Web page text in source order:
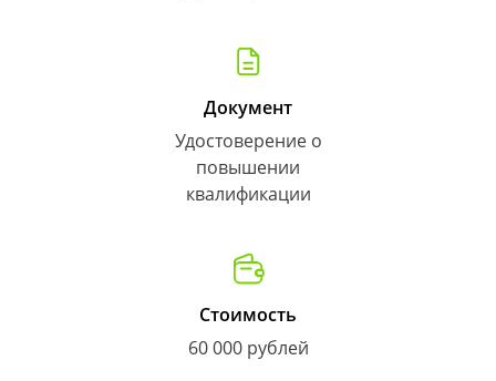
Документ
Удостоверение о
повышении
квалификации
Стоимость
60 000 рублей